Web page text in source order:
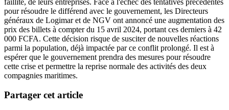
pour résoudre le différend avec le gouvernement, les Directeurs
généraux de Logimar et de NGV ont annoncé une augmentation des
prix des billets à compter du 15 avril 2024, portant ces derniers à 42
000 FCFA. Cette décision risque de susciter de nouvelles réactions
parmi la population, déjà impactée par ce conflit prolongé. Il est à
espérer que le gouvernement prendra des mesures pour résoudre
cette crise et permettre la reprise normale des activités des deux
compagnies maritimes.
Partager cet article